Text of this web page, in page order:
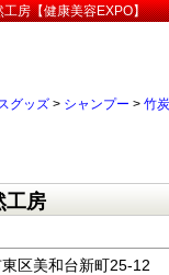
房【健康美容EXPO】
グッズ > シャンプー > 竹
工房
区美和台新町25-12